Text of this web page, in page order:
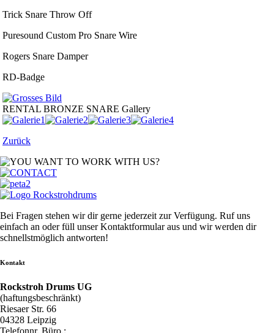
Trick Snare Throw Off
Puresound Custom Pro Snare Wire
Rogers Snare Damper
RD-Badge
RENTAL BRONZE SNARE Gallery
Zurück
Bei Fragen stehen wir dir gerne jederzeit zur Verfügung. Ruf uns
einfach an oder füll unser Kontaktformular aus und wir werden dir
schnellstmöglich antworten!
Kontakt
Rockstroh Drums UG
(haftungsbeschränkt)
Riesaer Str. 66
04328 Leipzig
Telefonnr. Büro.: